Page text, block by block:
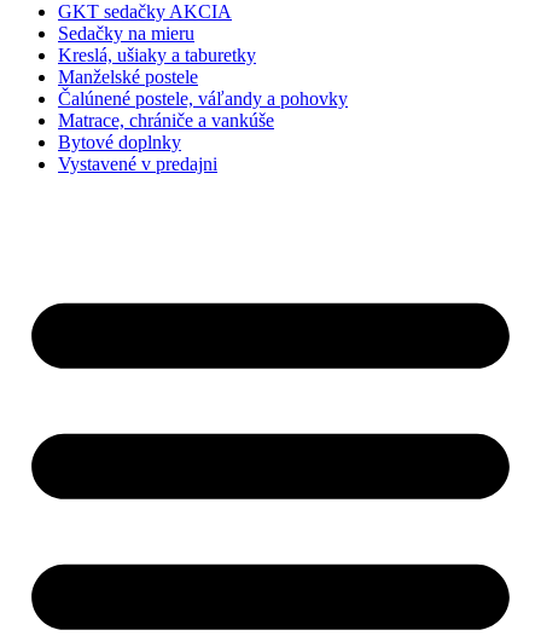
GKT sedačky AKCIA
Sedačky na mieru
Kreslá, ušiaky a taburetky
Manželské postele
Čalúnené postele, váľandy a pohovky
Matrace, chrániče a vankúše
Bytové doplnky
Vystavené v predajni